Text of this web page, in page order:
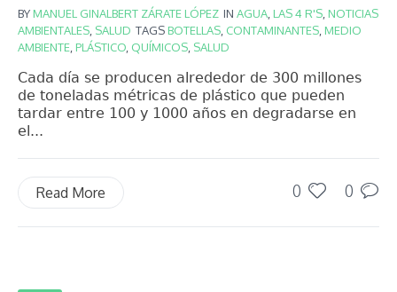
BYMANUEL GINALBERT ZÁRATE LÓPEZ IN AGUA LAS 4 R'S NOTICIAS
AMBIENTALES SALUD TAGSBOTELLAS CONTAMINANTES MEDIO
AMBIENTE PLÁSTICO QUÍMICOS SALUD
Cada día se producen alrededor de 300 millones
de toneladas métricas de plástico que pueden
tardar entre 100 y 1000 años en degradarse en
el...
0 0
Read More